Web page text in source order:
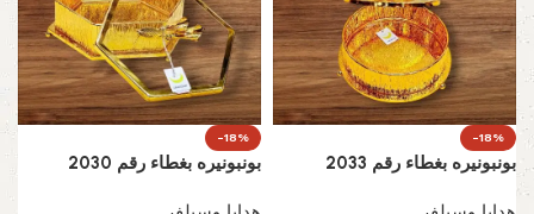
-18%
بونبونيره بغطاء رقم 2033
-18%
بونبونيره بغطاء رقم 2030